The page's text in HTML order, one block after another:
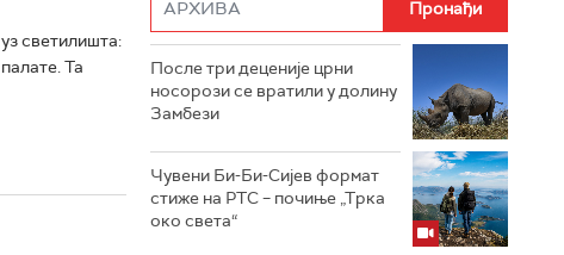
светилишта:
Та
После три деценије црни
носорози се вратили у долину
Замбези
Чувени Би-Би-Сијев формат
стиже на РТС – почиње „Трка
око света“